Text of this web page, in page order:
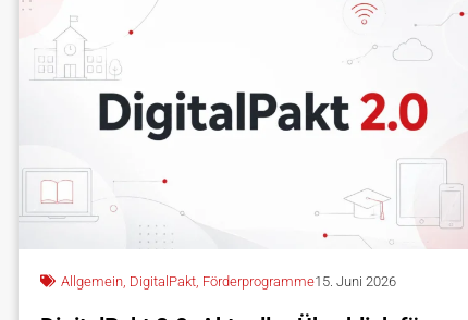
Allgemein DigitalPakt Förderprogramme15. Juni 2026